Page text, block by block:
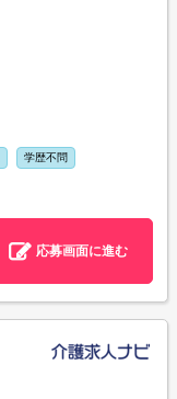
学歴不問
応募画面に進む